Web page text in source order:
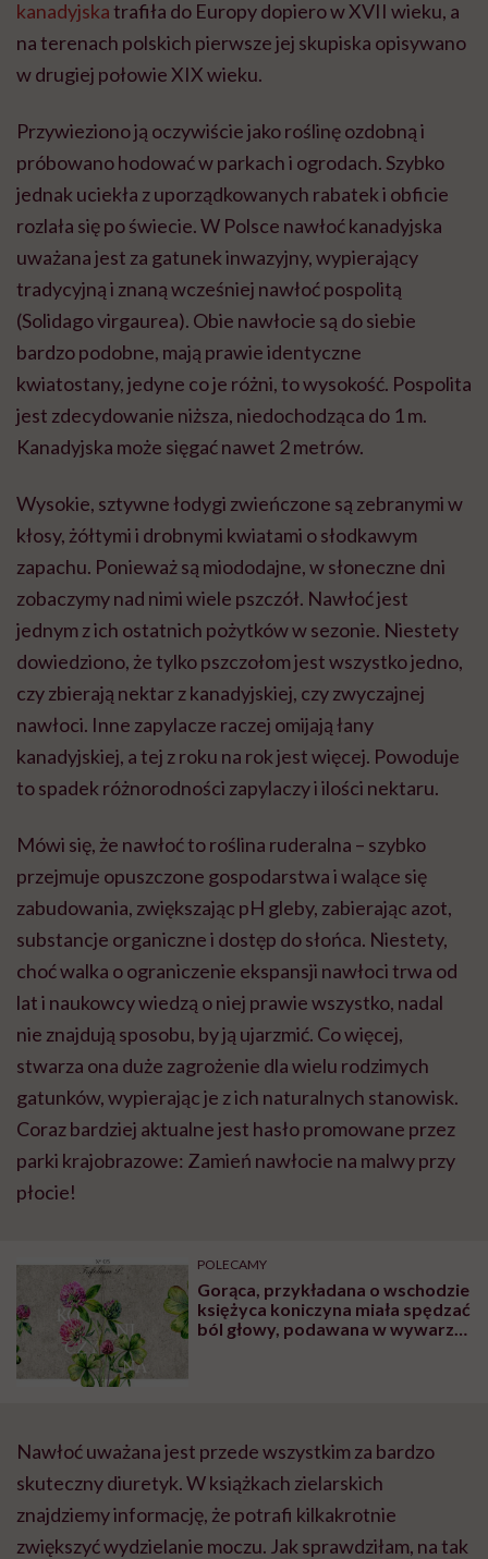
kanadyjskatrafiła do Europy dopiero w XVII wieku, a
na terenach polskich pierwsze jej skupiska opisywano
w drugiej połowie XIX wieku.
Przywieziono ją oczywiście jako roślinę ozdobną i
próbowano hodować w parkach i ogrodach. Szybko
jednak uciekła z uporządkowanych rabatek i obficie
rozlała się po świecie. W Polsce nawłoć kanadyjska
uważana jest za gatunek inwazyjny, wypierający
tradycyjną i znaną wcześniej nawłoć pospolitą
(Solidago virgaurea). Obie nawłocie są do siebie
bardzo podobne, mają prawie identyczne
kwiatostany, jedyne co je różni, to wysokość. Pospolita
jest zdecydowanie niższa, niedochodząca do 1 m.
Kanadyjska może sięgać nawet 2 metrów.
Wysokie, sztywne łodygi zwieńczone są zebranymi w
kłosy, żółtymi i drobnymi kwiatami o słodkawym
zapachu. Ponieważ są miododajne, w słoneczne dni
zobaczymy nad nimi wiele pszczół. Nawłoć jest
jednym z ich ostatnich pożytków w sezonie. Niestety
dowiedziono, że tylko pszczołom jest wszystko jedno,
czy zbierają nektar z kanadyjskiej, czy zwyczajnej
nawłoci. Inne zapylacze raczej omijają łany
kanadyjskiej, a tej z roku na rok jest więcej. Powoduje
to spadek różnorodności zapylaczy i ilości nektaru.
Mówi się, że nawłoć to roślina ruderalna – szybko
przejmuje opuszczone gospodarstwa i walące się
zabudowania, zwiększając pH gleby, zabierając azot,
substancje organiczne i dostęp do słońca. Niestety,
choć walka o ograniczenie ekspansji nawłoci trwa od
lat i naukowcy wiedzą o niej prawie wszystko, nadal
nie znajdują sposobu, by ją ujarzmić. Co więcej,
stwarza ona duże zagrożenie dla wielu rodzimych
gatunków, wypierając je z ich naturalnych stanowisk.
Coraz bardziej aktualne jest hasło promowane przez
parki krajobrazowe: Zamień nawłocie na malwy przy
płocie!
POLECAMY
Gorąca, przykładana o wschodzie
księżyca koniczyna miała spędzać
ból głowy, podawana w wywarze
Nawłoć uważana jest przede wszystkim za bardzo
skuteczny diuretyk. W książkach zielarskich
znajdziemy informację, że potrafi kilkakrotnie
zwiększyć wydzielanie moczu. Jak sprawdziłam, na tak